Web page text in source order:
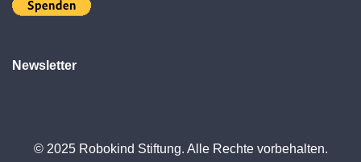
Newsletter
© 2025 Robokind Stiftung. Alle Rechte vorbehalten.